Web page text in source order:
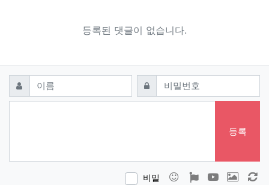
등록된 댓글이 없습니다.
댓글쓰기
이름 필수 비밀번호필수
등록
비밀 이모티콘폰트어썸
동영상 이미지